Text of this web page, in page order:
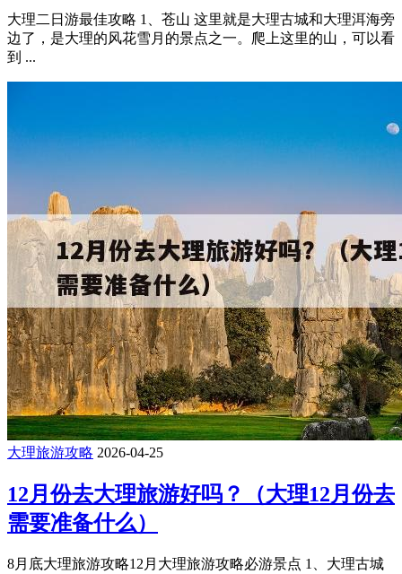
大理二日游最佳攻略 1、苍山 这里就是大理古城和大理洱海旁
边了，是大理的风花雪月的景点之一。爬上这里的山，可以看
到 ...
大理旅游攻略 2026-04-25
12月份去大理旅游好吗？（大理12月份去
需要准备什么）
8月底大理旅游攻略12月大理旅游攻略必游景点 1、大理古城